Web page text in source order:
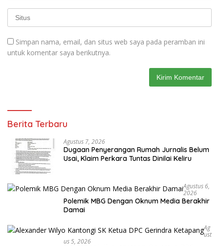
Simpan nama, email, dan situs web saya pada peramban ini
untuk komentar saya berikutnya.
Berita Terbaru
Agustus 7, 2026
Dugaan Penyerangan Rumah Jurnalis Belum
Usai, Klaim Perkara Tuntas Dinilai Keliru
Agustus 6,
2026
Polemik MBG Dengan Oknum Media Berakhir
Damai
Ag
Ust
Us 5, 2026